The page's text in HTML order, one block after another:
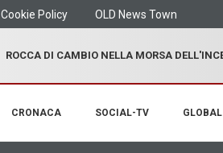
Cookie Policy OLD News Town
ROCCA DI CAMBIO NELLA MORSA
CRONACA SOCIAL-TV GLOBAL